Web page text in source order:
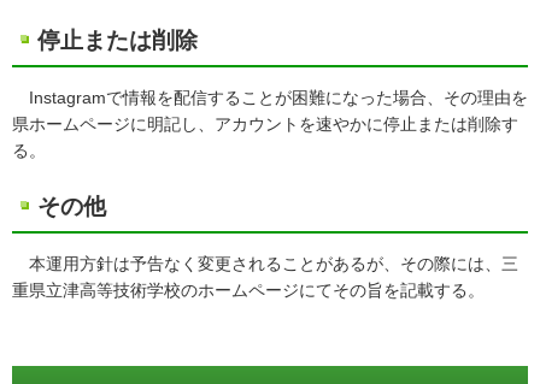
停止または削除
Instagramで情報を配信することが困難になった場合、その理由を
県ホームページに明記し、アカウントを速やかに停止または削除す
る。
その他
本運用方針は予告なく変更されることがあるが、その際には、三
重県立津高等技術学校のホームページにてその旨を記載する。